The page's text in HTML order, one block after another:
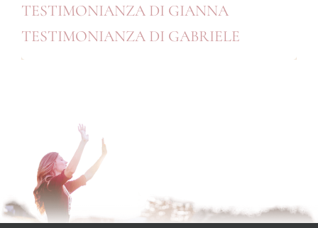
TESTIMONIANZA DI GIANNA
TESTIMONIANZA DI GABRIELE